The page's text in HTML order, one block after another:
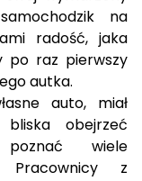
na
radość, jaka
po raz pierwszy
autka.
auto, miał
obejrzeć
wiele
Pracownicy z